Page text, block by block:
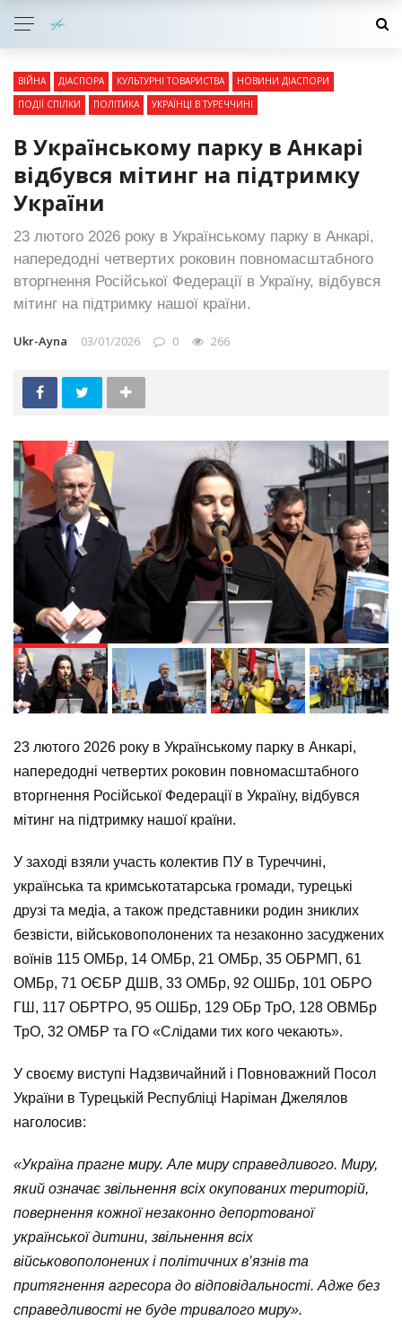
ВІЙНА ДІАСПОРА КУЛЬТУРНІ ТОВАРИСТВА
НОВИНИ ДІАСПОРИ
ПОДІЇ СПІЛКИ
ПОЛІТИКА УКРАЇНЦІ В ТУРЕЧЧИНІ
В Українському парку в Анкарі
відбувся мітинг на підтримку
України
23 лютого 2026 року в Українському парку в Анкарі,
напередодні четвертих роковин повномасштабного
вторгнення Російської Федерації в Україну, відбувся
мітинг на підтримку нашої країни.
Ukr-Ayna 03/01/2026 0 266
23 лютого 2026 року в Українському парку в Анкарі,
напередодні четвертих роковин повномасштабного
вторгнення Російської Федерації в Україну, відбувся
мітинг на підтримку нашої країни.
У заході взяли участь колектив ПУ в Туреччині,
українська та кримськотатарська громади, турецькі
друзі та медіа, а також представники родин зниклих
безвісти, військовополонених та незаконно засуджених
воїнів 115 ОМБр, 14 ОМБр, 21 ОМБр, 35 ОБРМП, 61
ОМБр, 71 ОЄБР ДШВ, 33 ОМБр, 92 ОШБр, 101 ОБРО
ГШ, 117 ОБРТРО, 95 ОШБр, 129 ОБр ТрО, 128 ОВМБр
ТрО, 32 ОМБР та ГО «Слідами тих кого чекають».
У своєму виступі Надзвичайний і Повноважний Посол
України в Турецькій Республіці Наріман Джелялов
наголосив:
«Україна прагне миру. Але миру справедливого. Миру,
який означає звільнення всіх окупованих територій,
повернення кожної незаконно депортованої
української дитини, звільнення всіх
військовополонених і політичних в’язнів та
притягнення агресора до відповідальності. Адже без
справедливості не буде тривалого миру».